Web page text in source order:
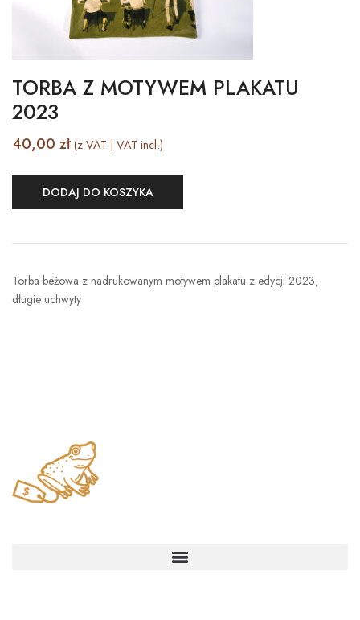
TORBA Z MOTYWEM PLAKATU
2023
40,00 zł (z VAT | VAT incl.)
DODAJ DO KOSZYKA
Torba beżowa z nadrukowanym motywem plakatu z edycji 2023,
długie uchwyty